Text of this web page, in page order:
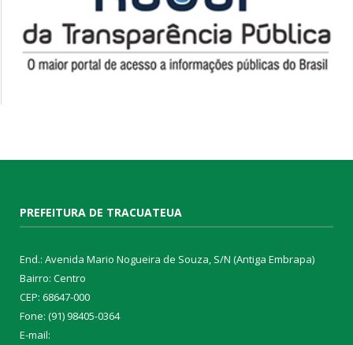
PREFEITURA DE TRACUATEUA
End.: Avenida Mario Nogueira de Souza, S/N (Antiga Embrapa)
Bairro: Centro
CEP: 68647-000
Fone: (91) 98405-0364
E-mail: